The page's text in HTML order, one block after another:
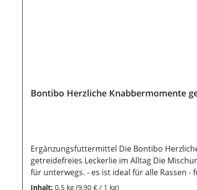
Bontibo Herzliche
Ergänzungsfuttermittel Die Bontibo
getreidefreies Leckerlie im Alltag Die
für unterwegs. - es ist ideal für alle Rassen
lässt es sich gut aufbewaren
Inhalt: 0.5 kg (9,90 € / 1 kg)